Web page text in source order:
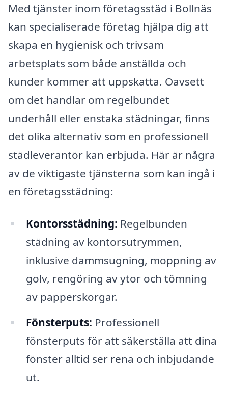
Med tjänster inom företagsstäd i Bollnäs
kan specialiserade företag hjälpa dig att
skapa en hygienisk och trivsam
arbetsplats som både anställda och
kunder kommer att uppskatta. Oavsett
om det handlar om regelbundet
underhåll eller enstaka städningar, finns
det olika alternativ som en professionell
städleverantör kan erbjuda. Här är några
av de viktigaste tjänsterna som kan ingå i
en företagsstädning:
Kontorsstädning: Regelbunden
städning av kontorsutrymmen,
inklusive dammsugning, moppning av
golv, rengöring av ytor och tömning
av papperskorgar.
Fönsterputs: Professionell
fönsterputs för att säkerställa att dina
fönster alltid ser rena och inbjudande
ut.